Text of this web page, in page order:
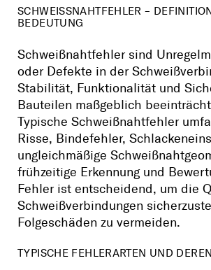
SCHWEISSNAHTFEHLER – DEFINITION
EDEUTUNG
Schweißnahtfehler sind
oder Defekte in der
Stabilität, Funktionalität und
Bauteilen maßgeblich
Typische Schweißnahtfehler
Risse, Bindefehler,
ungleichmäßige
frühzeitige Erkennung und
Fehler ist entscheidend, um die
Schweißverbindungen
Folgeschäden zu vermeiden.
TYPISCHE FEHLERARTEN UND